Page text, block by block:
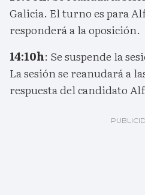
Galicia. El turno es para
responderá a la oposición.
14:10h: Se suspende la
La sesión se reanudará a
respuesta del candidato